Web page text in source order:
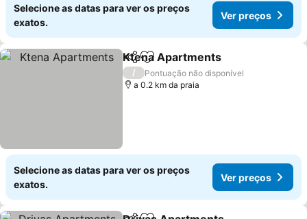
Selecione as datas para ver os preços
exatos.
Ver preços
PartilharAdicionar aos favoritos
Ktena Apartments
/
Pontuação não disponível
a 0.2 km da praia
Selecione as datas para ver os preços
exatos.
Ver preços